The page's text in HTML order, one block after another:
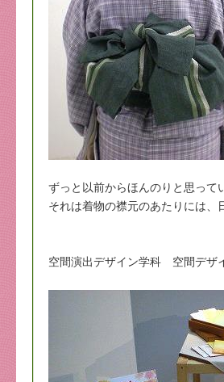
ずっと以前からほんのりと思って
それは着物の襟元のあたりには、
空間演出デザイン学科 空間デ